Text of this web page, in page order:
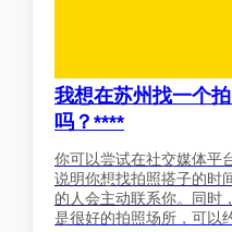
我想在苏州找一个
吗？****
你可以尝试在社交媒体平
说明你想找拍照搭子的时
的人会主动联系你。同时
是很好的拍照场所，可以